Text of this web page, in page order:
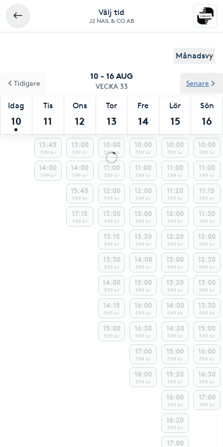
Välj tid
J2 NAIL & CO AB
Månadsvy
10 - 16 AUG
VECKA 33
Idag
10
Tis
11
Ons
12
Tor
13
Fre
14
Lör
15
Sön
16
Tidigare Senare
13:45
599 kr
14:00
599 kr
13:00
599 kr
14:00
599 kr
15:45
599 kr
17:15
599 kr
10:00
599 kr
11:00
599 kr
12:00
599 kr
13:00
599 kr
13:15
599 kr
13:30
599 kr
14:00
599 kr
14:15
599 kr
15:00
599 kr
10:00
599 kr
11:00
599 kr
12:00
599 kr
13:00
599 kr
13:30
599 kr
14:00
599 kr
15:00
599 kr
16:00
599 kr
16:30
599 kr
17:00
599 kr
18:00
599 kr
10:00
599 kr
11:00
599 kr
11:20
599 kr
12:00
599 kr
12:20
599 kr
13:00
599 kr
13:20
599 kr
14:00
599 kr
14:20
599 kr
15:00
599 kr
15:20
599 kr
16:00
599 kr
16:20
599 kr
17:00
10:00
599 kr
11:00
599 kr
11:15
599 kr
11:30
599 kr
12:00
599 kr
12:30
599 kr
13:00
599 kr
13:30
599 kr
15:00
599 kr
16:00
599 kr
16:30
599 kr
17:00
599 kr